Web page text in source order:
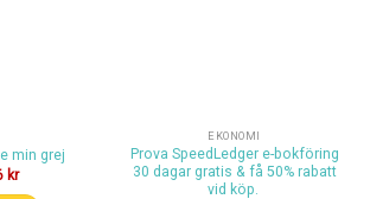
min grej
kr
EKONOMI
Prova SpeedLedger e-bokföring
30 dagar gratis & få 50% rabatt
vid köp.